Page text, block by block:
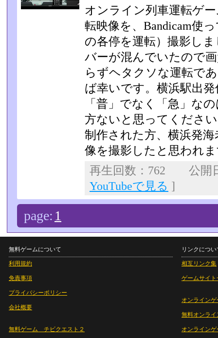
オンライン列車運転ゲ
転映像を、Bandicam使
の各停を運転）撮影し
バーが混んでい­たので
らずヘタクソな運転で
ば­幸いです。横浜駅出
「普」でなく「急」な
方ないと思ってくださ
制作された方、横浜発
像を撮影したと思われ
再生回数：762 公開
YouTubeで見る ]
page: 1
無料ゲームについて
利用規約
免責事項
プライバシーポリシー
会社概要
無料ゲーム チビクエスト２
リンクについ
相互リンク集
ゲームサイト
オンラインゲ
無料オンライ
オンライン